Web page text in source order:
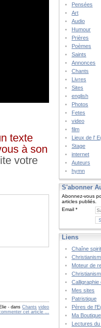
texte
à son
votre
- dansChants video
cet article
Pensées
Art
Audio
Humour
Prières
Poèmes
Saints
Annonces
Chants
Livres
Sites
english
Photos
Fetes
video
film
Lieux de l'
Stage
internet
Auteurs
hymn
S'abonner
Abonnez-vous
articles publiés.
Email
Liens
Chaîne
Moteur de
Calligraphie
Mes sites
Patristique
Pères de
Ma
Lectures du